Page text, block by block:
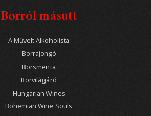
Borról másutt
A Művelt Alkoholista
Borrajongó
Borsmenta
Borvilágjáró
Hungarian Wines
Bohemian Wine Souls